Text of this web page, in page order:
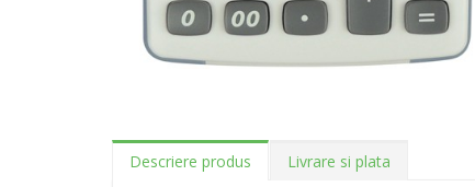
Descriere produs Livrare si plata